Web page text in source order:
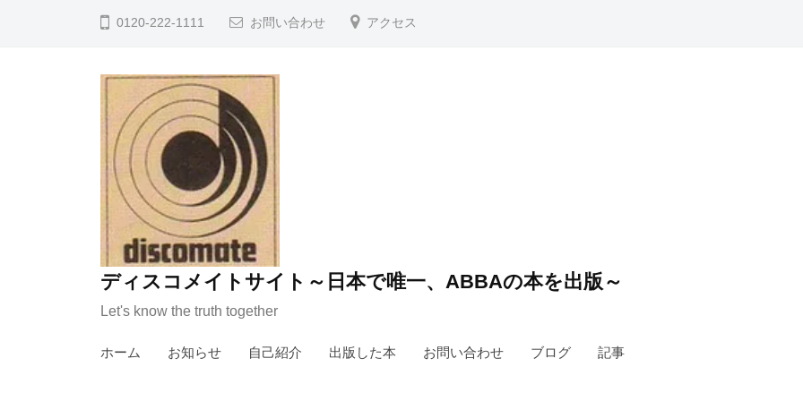
0120-222-1111 お問い合わせ アクセス
ディスコメイトサイト～日本で唯一、ABBAの本を出版～
Let's know the truth together
ホーム お知らせ 自己紹介 出版した本 お問い合わせ ブログ 記事